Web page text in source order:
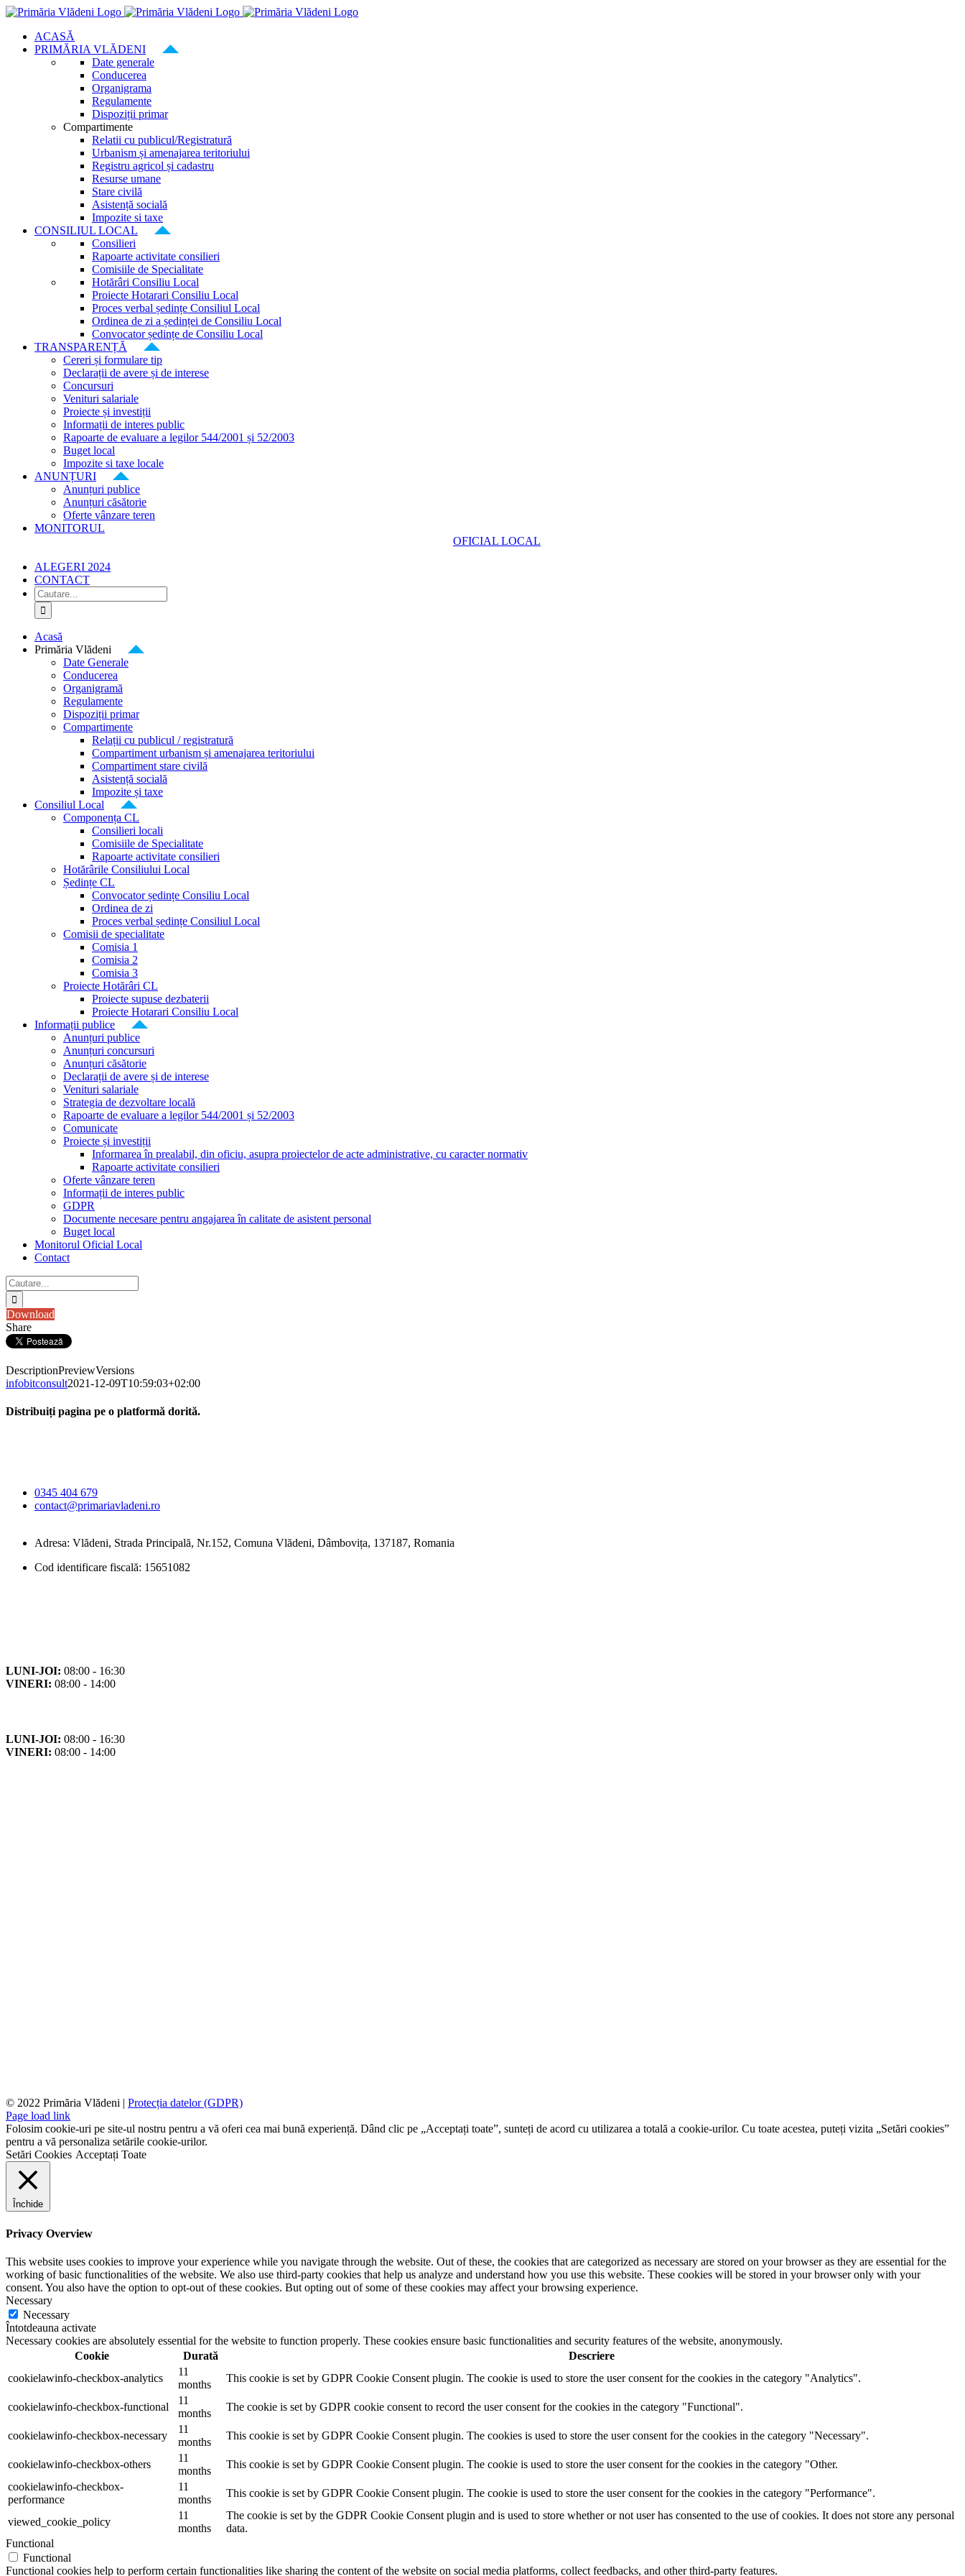
Skip
contentACASĂ
PRIMĂRIA VLĂDENI
Date generale
Conducerea
Organigrama
Regulamente
Dispoziții primar
Compartimente
Relatii cu publicul/Registratură
Urbanism și amenajarea teritoriului
Registru agricol și cadastru
Resurse umane
Stare civilă
Asistență socială
Impozite si taxe
CONSILIUL LOCAL
Consilieri
Rapoarte activitate consilieri
Comisiile de Specialitate
Hotărâri Consiliu Local
Proiecte Hotarari Consiliu Local
Proces verbal ședințe Consiliul Local
Ordinea de zi a ședinței de Consiliu Local
Convocator ședințe de Consiliu Local
TRANSPARENȚĂ
Cereri și formulare tip
Declarații de avere și de interese
Concursuri
Venituri salariale
Proiecte și investiții
Informații de interes public
Rapoarte de evaluare a legilor 544/2001 și 52/2003
Buget local
Impozite si taxe locale
ANUNȚURI
Anunțuri publice
Anunțuri căsătorie
Oferte vânzare teren
MONITORUL
OFICIAL LOCAL
ALEGERI 2024
CONTACT
Cautare...
Acasă
Primăria Vlădeni
Date Generale
Conducerea
Organigramă
Regulamente
Dispoziții primar
Compartimente
Relații cu publicul / registratură
Compartiment urbanism și amenajarea teritoriului
Compartiment stare civilă
Asistență socială
Impozite și taxe
Consiliul Local
Componența CL
Consilieri locali
Comisiile de Specialitate
Rapoarte activitate consilieri
Hotărârile Consiliului Local
Ședințe CL
Convocator ședințe Consiliu Local
Ordinea de zi
Proces verbal ședințe Consiliul Local
Comisii de specialitate
Comisia 1
Comisia 2
Comisia 3
Proiecte Hotărâri CL
Proiecte supuse dezbaterii
Proiecte Hotarari Consiliu Local
Informații publice
Anunțuri publice
Anunțuri concursuri
Anunțuri căsătorie
Declarații de avere și de interese
Venituri salariale
Strategia de dezvoltare locală
Rapoarte de evaluare a legilor 544/2001 și 52/2003
Comunicate
Proiecte și investiții
Informarea în prealabil, din oficiu, asupra proiectelor de acte administrative, cu caracter normativ
Rapoarte activitate consilieri
Oferte vânzare teren
Informații de interes public
GDPR
Documente necesare pentru angajarea în calitate de asistent personal
Buget local
Monitorul Oficial Local
Contact
Cautare...
Download
Share
DescriptionPreviewVersions
infobitconsult2021-12-09T10:59:03+02:00
Distribuiți pagina pe o platformă dorită.
0345 404 679
contact@primariavladeni.ro
Adresa: Vlădeni, Strada Principală, Nr.152, Comuna Vlădeni, Dâmbovița, 137187, Romania
Cod identificare fiscală: 15651082
LUNI-JOI: 08:00 - 16:30
VINERI: 08:00 - 14:00
LUNI-JOI: 08:00 - 16:30
VINERI: 08:00 - 14:00
© 2022 Primăria Vlădeni | Protecția datelor (GDPR)
Page load link
Folosim cookie-uri pe site-ul nostru pentru a vă oferi cea mai bună experiență. Dând clic pe „Acceptați toate”, sunteți de acord cu utilizarea a totală a cookie-urilor. Cu toate acestea, puteți vizita „Setări cookies”
pentru a vă personaliza setările cookie-urilor.
Setări Cookies Acceptați Toate
Închide
Privacy Overview
This website uses cookies to improve your experience while you navigate through the website. Out of these, the cookies that are categorized as necessary are stored on your browser as they are essential for the
working of basic functionalities of the website. We also use third-party cookies that help us analyze and understand how you use this website. These cookies will be stored in your browser only with your
consent. You also have the option to opt-out of these cookies. But opting out of some of these cookies may affect your browsing experience.
Necessary
Necessary
Întotdeauna activate
Necessary cookies are absolutely essential for the website to function properly. These cookies ensure basic functionalities and security features of the website, anonymously.
Cookie
Durată
Descriere
cookielawinfo-checkbox-analytics
11
months
This cookie is set by GDPR Cookie Consent plugin. The cookie is used to store the user consent for the cookies in the category "Analytics".
cookielawinfo-checkbox-functional
11
months
The cookie is set by GDPR cookie consent to record the user consent for the cookies in the category "Functional".
cookielawinfo-checkbox-necessary
11
months
This cookie is set by GDPR Cookie Consent plugin. The cookies is used to store the user consent for the cookies in the category "Necessary".
cookielawinfo-checkbox-others
11
months
This cookie is set by GDPR Cookie Consent plugin. The cookie is used to store the user consent for the cookies in the category "Other.
cookielawinfo-checkbox-
performance
11
months
This cookie is set by GDPR Cookie Consent plugin. The cookie is used to store the user consent for the cookies in the category "Performance".
viewed_cookie_policy
11
months
The cookie is set by the GDPR Cookie Consent plugin and is used to store whether or not user has consented to the use of cookies. It does not store any personal
data.
Functional
Functional
Functional cookies help to perform certain functionalities like sharing the content of the website on social media platforms, collect feedbacks, and other third-party features.